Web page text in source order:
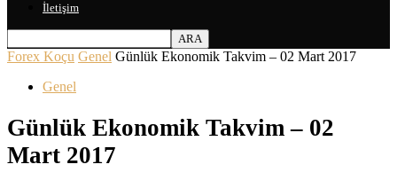
İletişim
Forex Koçu Genel Günlük Ekonomik Takvim – 02 Mart 2017
Genel
Günlük Ekonomik Takvim – 02
Mart 2017